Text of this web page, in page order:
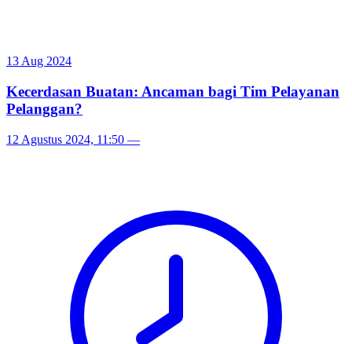
13 Aug 2024
Kecerdasan Buatan: Ancaman bagi Tim Pelayanan
Pelanggan?
12 Agustus 2024, 11:50 —